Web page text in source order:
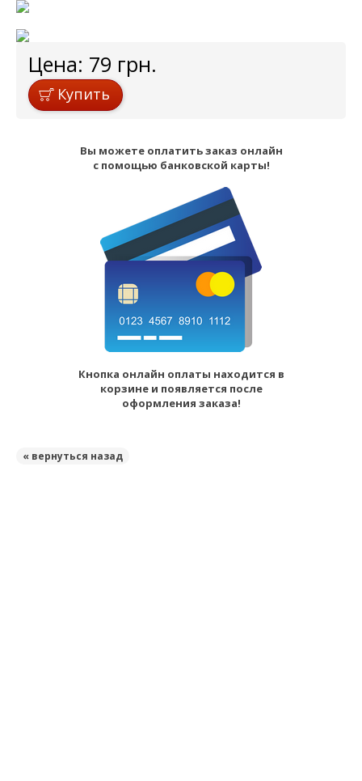
Цена: 79 грн.
Купить
Вы можете оплатить заказ онлайн
с помощью банковской карты!
Кнопка онлайн оплаты находится в
корзине и появляется после
оформления заказа!
« вернуться назад